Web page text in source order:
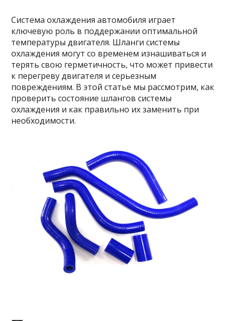
Система охлаждения автомобиля играет
ключевую роль в поддержании оптимальной
температуры двигателя. Шланги системы
охлаждения могут со временем изнашиваться и
терять свою герметичность, что может привести
к перегреву двигателя и серьезным
повреждениям. В этой статье мы рассмотрим, как
проверить состояние шлангов системы
охлаждения и как правильно их заменить при
необходимости.